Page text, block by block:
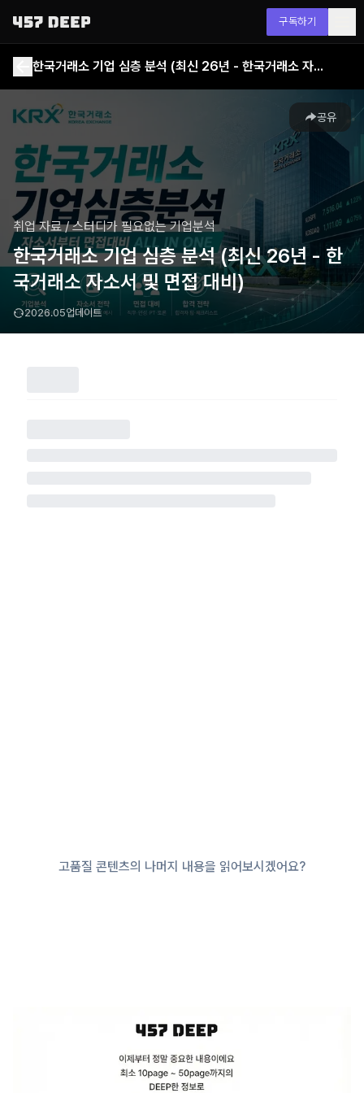
구독하기
한국거래소 기업 심층 분석 (최신 26년 - 한국거래소 자소서 및 면접 대비)
공유
취업 자료/스터디가 필요없는 기업분석
한국거래소 기업 심층 분석 (최신 26년 - 한
국거래소 자소서 및 면접 대비)
2026.05업데이트
고품질 콘텐츠의 나머지 내용을 읽어보시겠어요?